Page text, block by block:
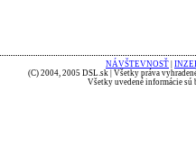
NÁVŠTEVNOSŤ
(C) 2004, 2005 DSL.sk | Všetky práva
Všetky uvedené informácie sú